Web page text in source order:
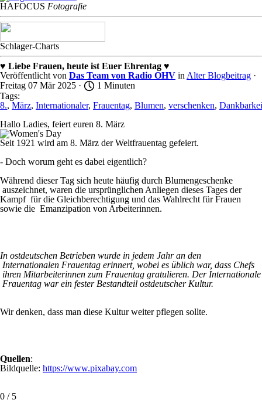
HAFOCUS Fotografie
Schlager-Charts
♥ Liebe Frauen, heute ist Euer Ehrentag ♥
Veröffentlicht von Das Team von Radio OHV in Alter Blogbeitrag ·
Freitag 07 Mär 2025 ·
1 Minuten
Tags:
8., März, Internationaler, Frauentag, Blumen, verschenken,
Hallo Ladies, feiert euren 8. März
Seit 1921 wird am 8. März der Weltfrauentag gefeiert.
- Doch worum geht es dabei eigentlich?
Während dieser Tag sich heute häufig durch Blumengeschenke
auszeichnet, waren die ursprünglichen Anliegen dieses Tages der
Kampf für die Gleichberechtigung und das Wahlrecht für Frauen
sowie die Emanzipation von Arbeiterinnen.
In ostdeutschen Betrieben wurde in jedem Jahr an den
Internationalen Frauentag erinnert, wobei es üblich war, dass Chefs
ihren Mitarbeiterinnen zum Frauentag gratulieren. Der Internationale
Frauentag war ein fester Bestandteil ostdeutscher Kultur.
Wir denken, dass man diese Kultur weiter pflegen sollte.
Quellen:
Bildquelle: https://www.pixabay.com
0 / 5